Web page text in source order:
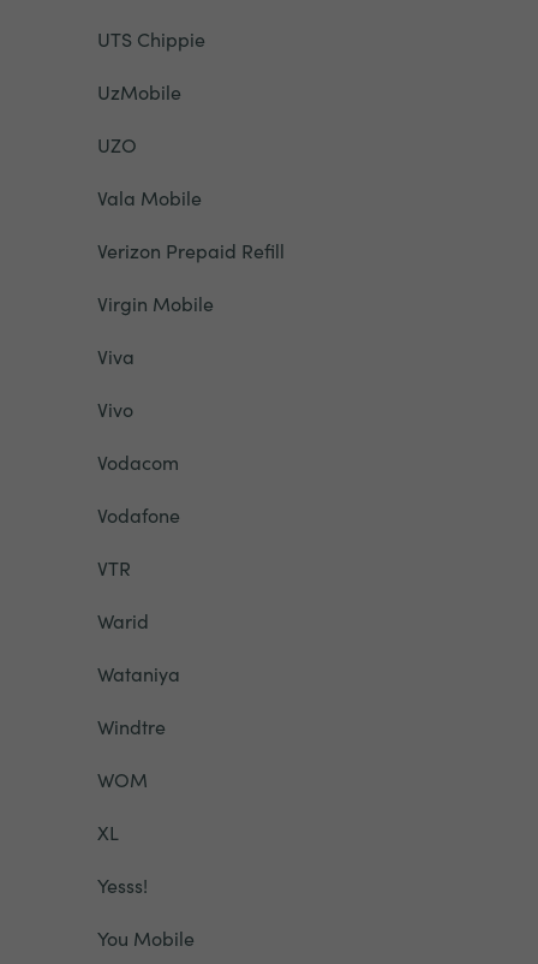
UTS Chippie
UzMobile
UZO
Vala Mobile
Verizon Prepaid Refill
Virgin Mobile
Viva
Vivo
Vodacom
Vodafone
VTR
Warid
Wataniya
Windtre
WOM
XL
Yesss!
You Mobile